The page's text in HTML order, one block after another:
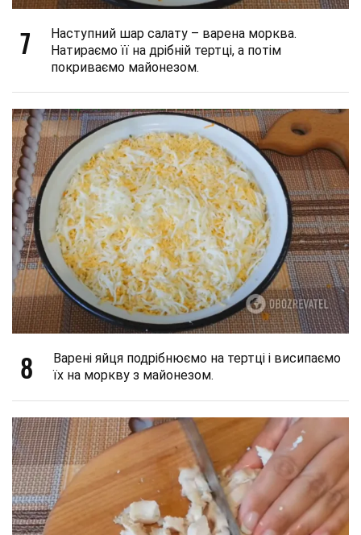
7
Наступний шар салату – варена морква.
Натираємо її на дрібній тертці, а потім
покриваємо майонезом.
8
Варені яйця подрібнюємо на тертці і висипаємо
їх на моркву з майонезом.